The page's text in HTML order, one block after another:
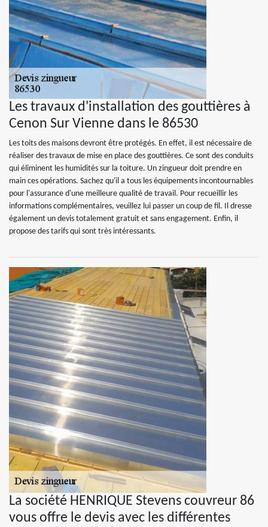
Les travaux d'installation des gouttières à
Cenon Sur Vienne dans le 86530
Les toits des maisons devront être protégés. En effet, il est nécessaire de
réaliser des travaux de mise en place des gouttières. Ce sont des conduits
qui éliminent les humidités sur la toiture. Un zingueur doit prendre en
main ces opérations. Sachez qu'il a tous les équipements incontournables
pour l'assurance d'une meilleure qualité de travail. Pour recueillir les
informations complémentaires, veuillez lui passer un coup de fil. Il dresse
également un devis totalement gratuit et sans engagement. Enfin, il
propose des tarifs qui sont très intéressants.
La société HENRIQUE Stevens couvreur 86
vous offre le devis avec les différentes